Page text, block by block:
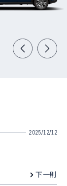
2025/12/12
下一則